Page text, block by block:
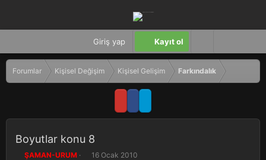
Giriş yap Kayıt ol
Forumlar Kişisel Değişim Kişisel Gelişim Farkındalık
Boyutlar konu 8
K
ŞAMAN-URUM
B16 Ocak 2010